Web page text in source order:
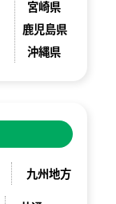
宮崎県
鹿児島県
沖縄県
九州地方